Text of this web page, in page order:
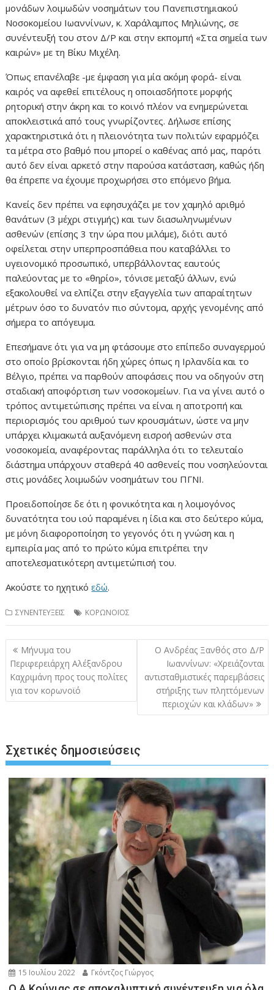
μονάδων λοιμωδών νοσημάτων του Πανεπιστημιακού
Νοσοκομείου Ιωαννίνων, κ. Χαράλαμπος Μηλιώνης, σε
συνέντευξή του στον Δ/Ρ και στην εκπομπή «Στα σημεία των
καιρών» με τη Βίκυ Μιχέλη.
Όπως επανέλαβε -με έμφαση για μία ακόμη φορά- είναι
καιρός να αφεθεί επιτέλους η οποιασδήποτε μορφής
ρητορική στην άκρη και το κοινό πλέον να ενημερώνεται
αποκλειστικά από τους γνωρίζοντες. Δήλωσε επίσης
χαρακτηριστικά ότι η πλειονότητα των πολιτών εφαρμόζει
τα μέτρα στο βαθμό που μπορεί ο καθένας από μας, παρότι
αυτό δεν είναι αρκετό στην παρούσα κατάσταση, καθώς ήδη
θα έπρεπε να έχουμε προχωρήσει στο επόμενο βήμα.
Κανείς δεν πρέπει να εφησυχάζει με τον χαμηλό αριθμό
θανάτων (3 μέχρι στιγμής) και των διασωληνωμένων
ασθενών (επίσης 3 την ώρα που μιλάμε), διότι αυτό
οφείλεται στην υπερπροσπάθεια που καταβάλλει το
υγειονομικό προσωπικό, υπερβάλλοντας εαυτούς
παλεύοντας με το «θηρίο», τόνισε μεταξύ άλλων, ενώ
εξακολουθεί να ελπίζει στην εξαγγελία των απαραίτητων
μέτρων όσο το δυνατόν πιο σύντομα, αρχής γενομένης από
σήμερα το απόγευμα.
Επεσήμανε ότι για να μη φτάσουμε στο επίπεδο συναγερμού
στο οποίο βρίσκονται ήδη χώρες όπως η Ιρλανδία και το
Βέλγιο, πρέπει να παρθούν αποφάσεις που να οδηγούν στη
σταδιακή αποφόρτιση των νοσοκομείων. Για να γίνει αυτό ο
τρόπος αντιμετώπισης πρέπει να είναι η αποτροπή και
περιορισμός του αριθμού των κρουσμάτων, ώστε να μην
υπάρχει κλιμακωτά αυξανόμενη εισροή ασθενών στα
νοσοκομεία, αναφέροντας παράλληλα ότι το τελευταίο
διάστημα υπάρχουν σταθερά 40 ασθενείς που νοσηλεύονται
στις μονάδες λοιμωδών νοσημάτων του ΠΓΝΙ.
Προειδοποίησε δε ότι η φονικότητα και η λοιμογόνος
δυνατότητα του ιού παραμένει η ίδια και στο δεύτερο κύμα,
με μόνη διαφοροποίηση το γεγονός ότι η γνώση και η
εμπειρία μας από το πρώτο κύμα επιτρέπει την
αποτελεσματικότερη αντιμετώπισή του.
Ακούστε το ηχητικόεδώ.
ΣΥΝΕΝΤΕΥΞΕΙΣ ΚΟΡΩΝΟΪΟΣ
Πλοήγηση
άρθρων
Μήνυμα του
Περιφερειάρχη Αλέξανδρου
Καχριμάνη προς τους πολίτες
για τον κορωνοϊό
Ο Ανδρέας Ξανθός στο Δ/Ρ
Ιωαννίνων: «Χρειάζονται
αντισταθμιστικές παρεμβάσεις
στήριξης των πληττόμενων
περιοχών και κλάδων»
Σχετικές δημοσιεύσεις
15 Ιουλίου 2022 Γκόντζος Γιώργος